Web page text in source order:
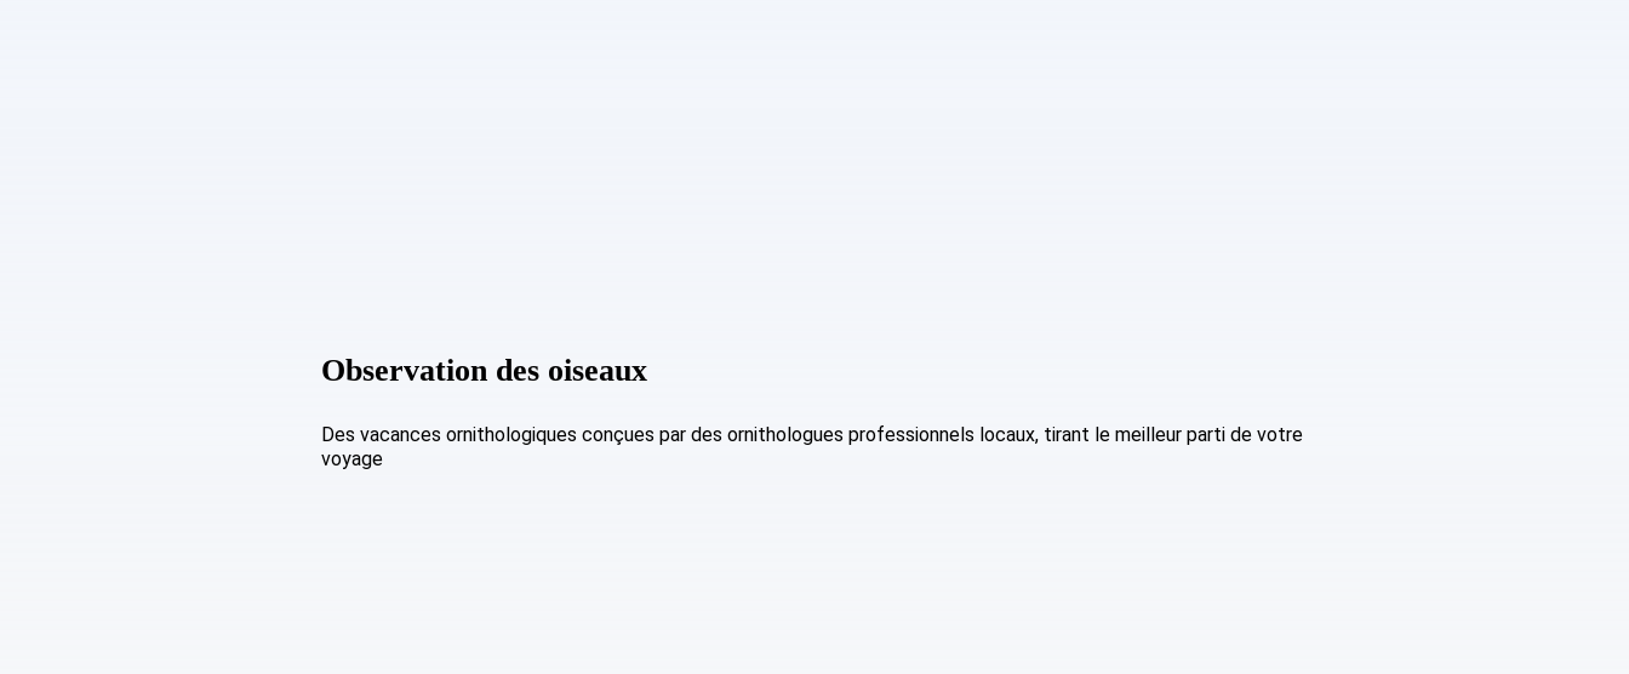
Observation des oiseaux
Des vacances ornithologiques conçues par des ornithologues professionnels locaux, tirant le meilleur parti de votre
voyage